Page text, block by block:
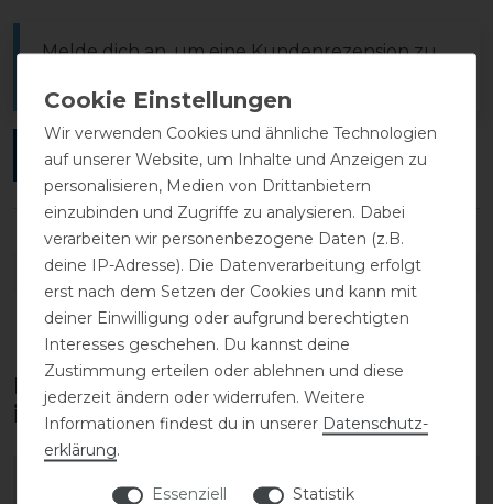
Melde dich an, um eine Kundenrezension zu
ANMELDEN
DETAILS ZUR PRODUKTSICHERHEIT
Diese Produkte könnten dich auch
interessieren
Wir verwenden Cookies und ähnliche Technologien
auf unserer Website, um Inhalte und Anzeigen zu
personalisieren, Medien von Drittanbietern
einzubinden und Zugriffe zu analysieren. Dabei
verarbeiten wir personenbezogene Daten (z.B.
deine IP-Adresse). Die Datenverarbeitung erfolgt
erst nach dem Setzen der Cookies und kann mit
deiner Einwilligung oder aufgrund berechtigten
Interesses geschehen. Du kannst deine
Zustimmung erteilen oder ablehnen und diese
jederzeit ändern oder widerrufen. Weitere
Informationen findest du in unserer Daten­schutz­
erklärung.
Essenziell
Statistik